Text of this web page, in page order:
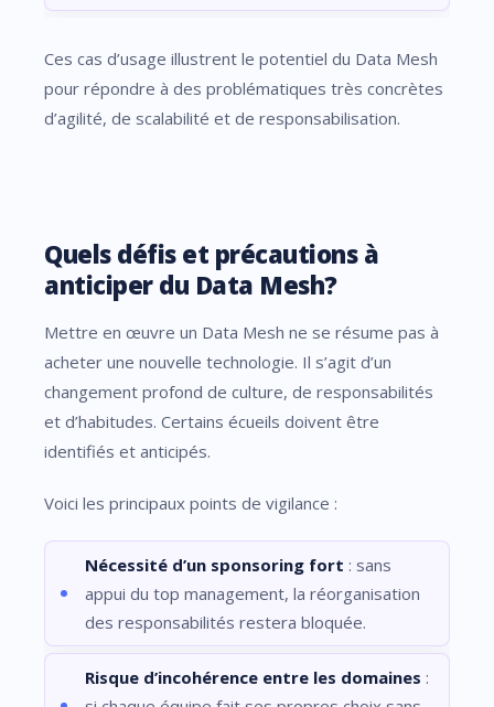
Ces cas d’usage illustrent le potentiel du Data Mesh
pour répondre à des problématiques très concrètes
d’agilité, de scalabilité et de responsabilisation.
Quels défis et précautions à
anticiper du Data Mesh?
Mettre en œuvre un Data Mesh ne se résume pas à
acheter une nouvelle technologie. Il s’agit d’un
changement profond de culture, de responsabilités
et d’habitudes. Certains écueils doivent être
identifiés et anticipés.
Voici les principaux points de vigilance :
Nécessité d’un sponsoring fort : sans
appui du top management, la réorganisation
des responsabilités restera bloquée.
Risque d’incohérence entre les domaines :